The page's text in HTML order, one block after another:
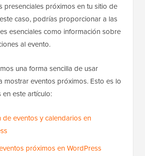
presenciales próximos en tu sitio de
caso, podrías proporcionar a las
esenciales como información sobre
al evento.
una forma sencilla de usar
mostrar eventos próximos. Esto es lo
este artículo:
de eventos y calendarios en
próximos en WordPress